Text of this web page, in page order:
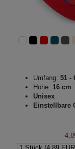
Umfang: 51 -
Höhe: 16 cm
Unisex
Einstellbare